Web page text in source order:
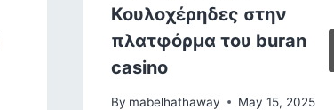
Κουλοχέρηδες στην
πλατφόρμα του buran
casino
By mabelhathaway May 15, 2025